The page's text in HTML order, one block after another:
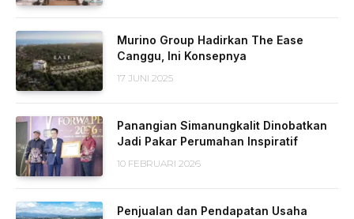
Murino Group Hadirkan The Ease
Canggu, Ini Konsepnya
17 JUNI 2025
Panangian Simanungkalit Dinobatkan
Jadi Pakar Perumahan Inspiratif
10 FEBRUARI 2026
Penjualan dan Pendapatan Usaha